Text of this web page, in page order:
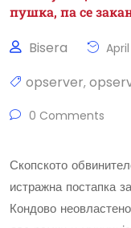
пушка, па се
Bisera
opserver,
0 Comments
Скопското
истражна постапка
Кондово